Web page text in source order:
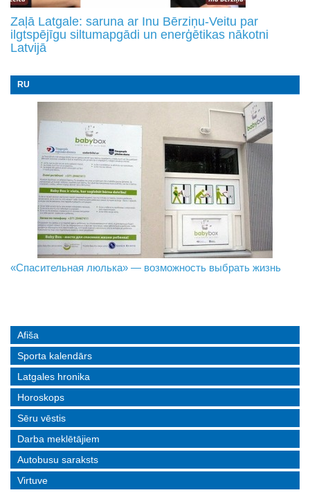
Zaļā Latgale: saruna ar Inu Bērziņu-Veitu par
ilgtspējīgu siltumapgādi un enerģētikas nākotni
Latvijā
RU
В Даугавпилсе определили сильнейших в пляжном
«Спасительная люлька» — возможность выбрать жизнь
Новое поколение пограничников: Даугавпилсское
Afiša
Sporta kalendārs
Latgales hronika
Horoskops
Sēru vēstis
Darba meklētājiem
Autobusu saraksts
Virtuve